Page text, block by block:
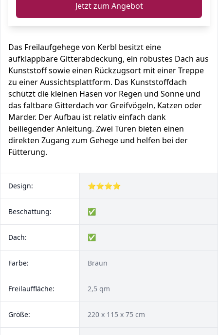
Jetzt zum Angebot
Das Freilaufgehege von Kerbl besitzt eine
aufklappbare Gitterabdeckung, ein robustes Dach aus
Kunststoff sowie einen Rückzugsort mit einer Treppe
zu einer Aussichtsplattform. Das Kunststoffdach
schützt die kleinen Hasen vor Regen und Sonne und
das faltbare Gitterdach vor Greifvögeln, Katzen oder
Marder. Der Aufbau ist relativ einfach dank
beiliegender Anleitung. Zwei Türen bieten einen
direkten Zugang zum Gehege und helfen bei der
Fütterung.
Design: ⭐⭐⭐⭐
Beschattung: ✅
Dach: ✅
Farbe: Braun
Freilauffläche: 2,5 qm
Größe: 220 x 115 x 75 cm